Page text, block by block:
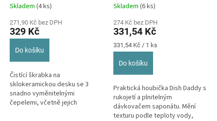
Skladem (4 ks)
271,90 Kč bez DPH
329 Kč
Do košíku
Čistící škrabka na
sklokeramickou desku se 3
snadno vyměnitelnými
čepelemi, včetně jejich
saponátu
Skladem (6 ks)
274 Kč bez DPH
331,54 Kč
Měrná
cena:
331,54 Kč / 1 ks
Do košíku
Praktická houbička Dish Daddy s
rukojetí a plnitelným
dávkovačem saponátu. Mění
texturu podle teploty vody,